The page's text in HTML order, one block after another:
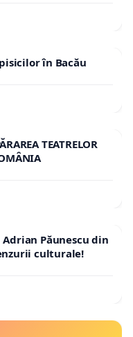
în Bacău
TEATRELOR
Păunescu din
culturale!